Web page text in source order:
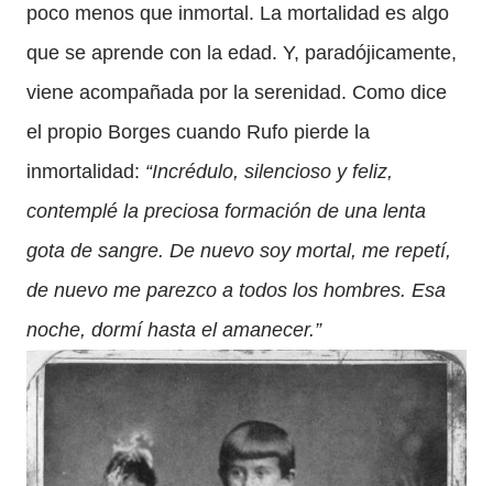
poco menos que inmortal. La mortalidad es algo
que se aprende con la edad. Y, paradójicamente,
viene acompañada por la serenidad. Como dice
el propio Borges cuando Rufo pierde la
inmortalidad: “Incrédulo, silencioso y feliz,
contemplé la preciosa formación de una lenta
gota de sangre. De nuevo soy mortal, me repetí,
de nuevo me parezco a todos los hombres. Esa
noche, dormí hasta el amanecer.”